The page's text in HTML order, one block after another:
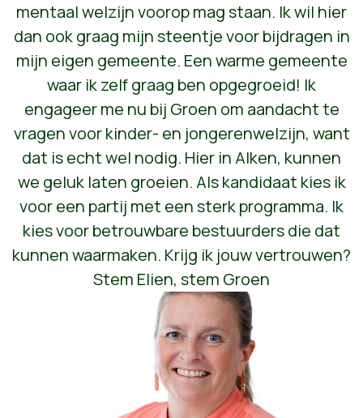
mentaal welzijn voorop mag staan. Ik wil hier
dan ook graag mijn steentje voor bijdragen in
mijn eigen gemeente. Een warme gemeente
waar ik zelf graag ben opgegroeid! Ik
engageer me nu bij Groen om aandacht te
vragen voor kinder- en jongerenwelzijn, want
dat is echt wel nodig. Hier in Alken, kunnen
we geluk laten groeien. Als kandidaat kies ik
voor een partij met een sterk programma. Ik
kies voor betrouwbare bestuurders die dat
kunnen waarmaken. Krijg ik jouw vertrouwen?
Stem Elien, stem Groen